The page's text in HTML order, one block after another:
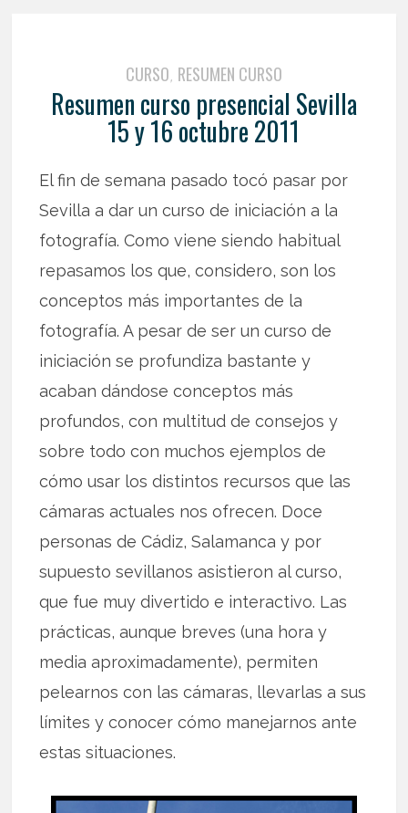
CURSO, RESUMEN CURSO
Resumen curso presencial Sevilla
15 y 16 octubre 2011
El fin de semana pasado tocó pasar por
Sevilla a dar un curso de iniciación a la
fotografía. Como viene siendo habitual
repasamos los que, considero, son los
conceptos más importantes de la
fotografía. A pesar de ser un curso de
iniciación se profundiza bastante y
acaban dándose conceptos más
profundos, con multitud de consejos y
sobre todo con muchos ejemplos de
cómo usar los distintos recursos que las
cámaras actuales nos ofrecen. Doce
personas de Cádiz, Salamanca y por
supuesto sevillanos asistieron al curso,
que fue muy divertido e interactivo. Las
prácticas, aunque breves (una hora y
media aproximadamente), permiten
pelearnos con las cámaras, llevarlas a sus
límites y conocer cómo manejarnos ante
estas situaciones.